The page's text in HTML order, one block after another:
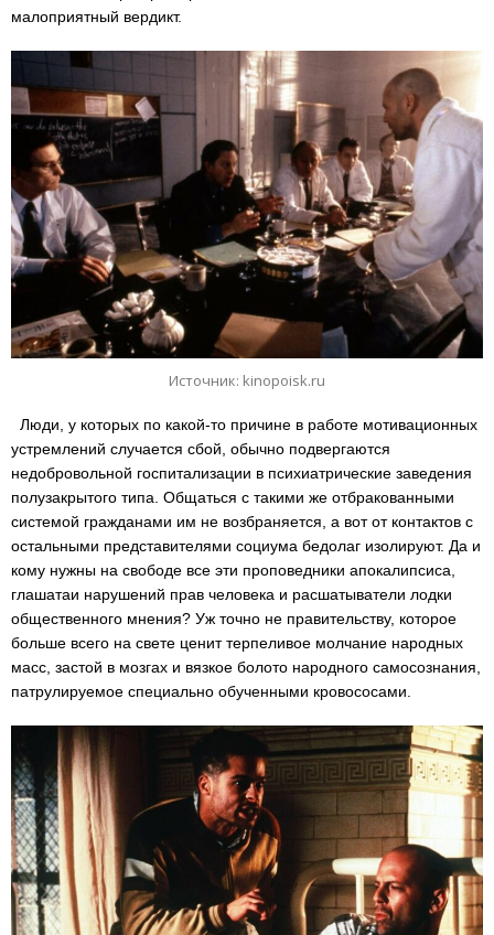
малоприятный вердикт.
Источник: kinopoisk.ru
Люди, у которых по какой-то причине в работе мотивационных
устремлений случается сбой, обычно подвергаются
недобровольной госпитализации в психиатрические заведения
полузакрытого типа. Общаться с такими же отбракованными
системой гражданами им не возбраняется, а вот от контактов с
остальными представителями социума бедолаг изолируют. Да и
кому нужны на свободе все эти проповедники апокалипсиса,
глашатаи нарушений прав человека и расшатыватели лодки
общественного мнения? Уж точно не правительству, которое
больше всего на свете ценит терпеливое молчание народных
масс, застой в мозгах и вязкое болото народного самосознания,
патрулируемое специально обученными кровососами.